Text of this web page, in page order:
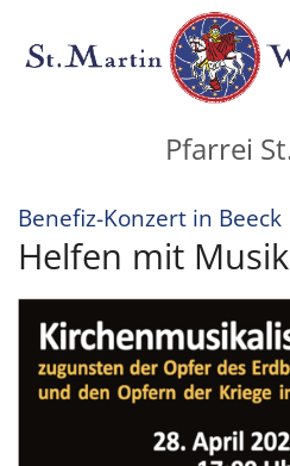
Zum Inhalt springen
Pfarrei
Benefiz-Konzert in Beeck:
Helfen mit Musik